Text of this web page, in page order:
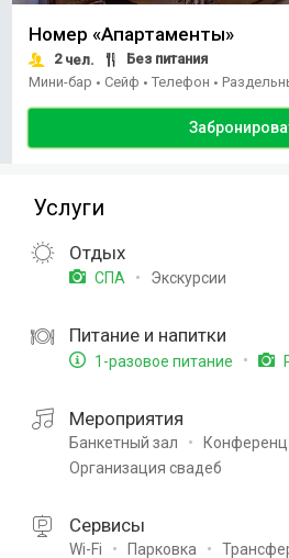
Номер «Апартаменты»
2чел.
Без питания
Мини-бар • Сейф • Телефон •
Услуги
Отдых
СПА Экскурсии
Питание и напитки
1-разовое питание
Мероприятия
Банкетный зал
Организация свадеб
Сервисы
Wi-Fi Парковка